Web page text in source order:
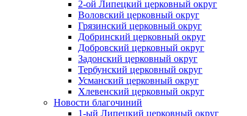
2-ой Липецкий церковный округ
Воловский церковный округ
Грязинский церковный округ
Добринский церковный округ
Добровский церковный округ
Задонский церковный округ
Тербунский церковный округ
Усманский церковный округ
Хлевенский церковный округ
Новости благочиний
1-ый Липецкий церковный округ